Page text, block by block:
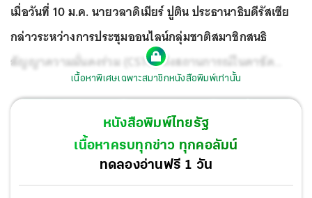
เมื่อวันที่ 10 ม.ค. นายวลาดิเมียร์ ปูติน ประธานาธิบดีรัสเซีย
กล่าวระหว่างการประชุมออนไลน์กลุ่มชาติสมาชิกสนธิ
สัญญาความมั่นคงร่วม (CSTO) ถึงสถานการณ์ในคาซัค
หลังกองทัพรัสเซียและชาติพันธมิตรส่งกองกำลังเข้าไป
รักษาความสงบตามคำร้องของนายฆาเซิม โตกา เยฟ
ประธานาธิบดีคาซัคสถาน ระบุว่า กองทัพของ CSTO ประสบ
ความสำเร็จในการปกป้องคาซัคสถาน จากความพยายามของ
กลุ่มก่อการร้ายนักปล้นสะดม และอาชญากรต่างๆที่ต้องการ
เนื้อหาพิเศษเฉพาะสมาชิกหนังสือพิมพ์เท่านั้น
หนังสือพิมพ์ไทยรัฐ
เนื้อหาครบทุกข่าว ทุกคอลัมน์
ทดลองอ่านฟรี 1 วัน